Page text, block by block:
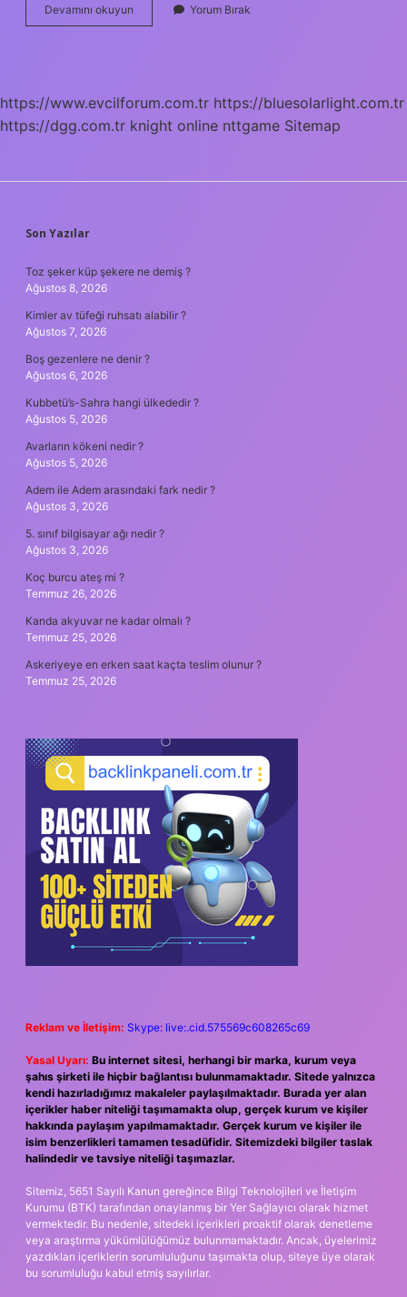
Devamını okuyun Diyarbakır
Kocaköy
Yorum Bırak
https://www.evcilforum.com.tr https://bluesolarlight.com.tr
https://dgg.com.tr knight online nttgame Sitemap
SIDEBAR
Son Yazılar
Toz şeker küp şekere ne demiş ?
Ağustos 8, 2026
Kimler av tüfeği ruhsatı alabilir ?
Ağustos 7, 2026
Boş gezenlere ne denir ?
Ağustos 6, 2026
Kubbetü’s-Sahra hangi ülkededir ?
Ağustos 5, 2026
Avarların kökeni nedir ?
Ağustos 5, 2026
Adem ile Adem arasındaki fark nedir ?
Ağustos 3, 2026
5. sınıf bilgisayar ağı nedir ?
Ağustos 3, 2026
Koç burcu ateş mi ?
Temmuz 26, 2026
Kanda akyuvar ne kadar olmalı ?
Temmuz 25, 2026
Askeriyeye en erken saat kaçta teslim olunur ?
Temmuz 25, 2026
Reklam ve İletişim: Skype: live:.cid.575569c608265c69
Yasal Uyarı: Bu internet sitesi, herhangi bir marka, kurum veya
şahıs şirketi ile hiçbir bağlantısı bulunmamaktadır. Sitede yalnızca
kendi hazırladığımız makaleler paylaşılmaktadır. Burada yer alan
içerikler haber niteliği taşımamakta olup, gerçek kurum ve kişiler
hakkında paylaşım yapılmamaktadır. Gerçek kurum ve kişiler ile
isim benzerlikleri tamamen tesadüfidir. Sitemizdeki bilgiler taslak
halindedir ve tavsiye niteliği taşımazlar.
Sitemiz, 5651 Sayılı Kanun gereğince Bilgi Teknolojileri ve İletişim
Kurumu (BTK) tarafından onaylanmış bir Yer Sağlayıcı olarak hizmet
vermektedir. Bu nedenle, sitedeki içerikleri proaktif olarak denetleme
veya araştırma yükümlülüğümüz bulunmamaktadır. Ancak, üyelerimiz
yazdıkları içeriklerin sorumluluğunu taşımakta olup, siteye üye olarak
bu sorumluluğu kabul etmiş sayılırlar.